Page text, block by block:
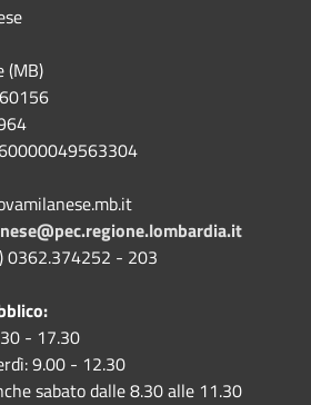
(MB)
0362.374252 - 203
- 17.30
9.00 - 12.30
sabato dalle 8.30 alle 11.30